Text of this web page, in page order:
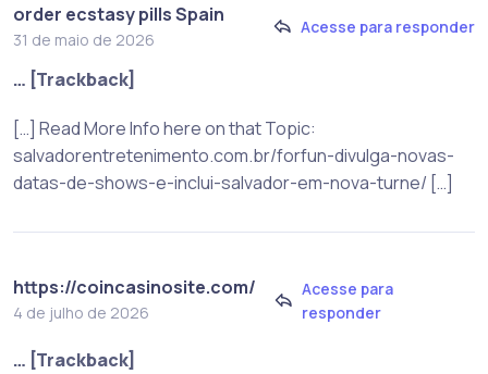
order ecstasy pills Spain
31 de maio de 2026
Acesse para responder
… [Trackback]
[…] Read More Info here on that Topic:
salvadorentretenimento.com.br/forfun-divulga-novas-
datas-de-shows-e-inclui-salvador-em-nova-turne/ […]
https://coincasinosite.com/
4 de julho de 2026
Acesse para
responder
… [Trackback]